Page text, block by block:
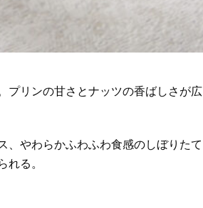
プリンの甘さとナッツの香ばしさが広
、やわらかふわふわ食感のしぼりたて
れる。